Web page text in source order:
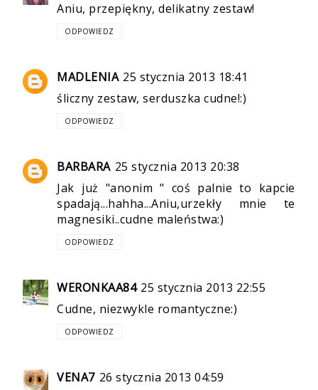
Aniu, przepiękny, delikatny zestaw!
ODPOWIEDZ
MADLENIA 25 stycznia 2013 18:41
śliczny zestaw, serduszka cudne!:)
ODPOWIEDZ
BARBARA 25 stycznia 2013 20:38
Jak już "anonim " coś palnie to kapcie
spadają...hahha...Aniu,urzekły mnie te
magnesiki..cudne maleństwa:)
ODPOWIEDZ
WERONKAA84 25 stycznia 2013 22:55
Cudne, niezwykle romantyczne:)
ODPOWIEDZ
VENA7 26 stycznia 2013 04:59